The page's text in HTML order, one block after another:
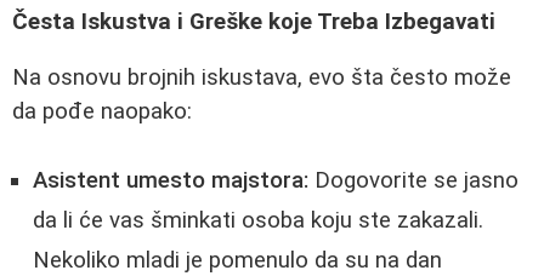
Česta Iskustva i Greške koje Treba Izbegavati
Na osnovu brojnih iskustava, evo šta često može
da pođe naopako:
Asistent umesto majstora: Dogovorite se jasno
da li će vas šminkati osoba koju ste zakazali.
Nekoliko mladi je pomenulo da su na dan